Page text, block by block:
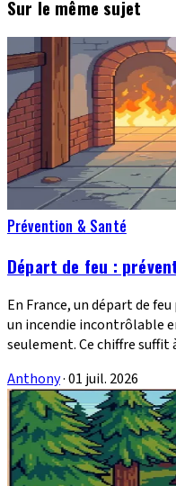
Sur le même sujet
Prévention & Santé
Départ de feu :
En France, un départ de
un incendie incontrôlable
seulement. Ce chiffre suffit
Anthony·01 juil. 2026